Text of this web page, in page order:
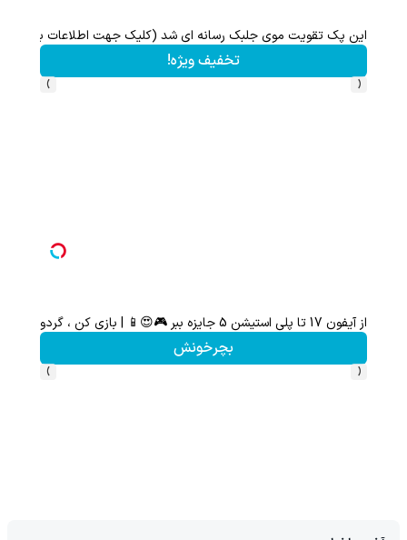
این پک تقویت موی جلبک رسانه ای شد (کلیک جهت اطلاعات بیشتر)
تخفیف ویژه!
‹
›
از آیفون 17 تا پلی استیشن 5 جایزه ببر 🎮😍📱 | بازی کن ، گردونه بچرخون
بچرخونش
‹
›